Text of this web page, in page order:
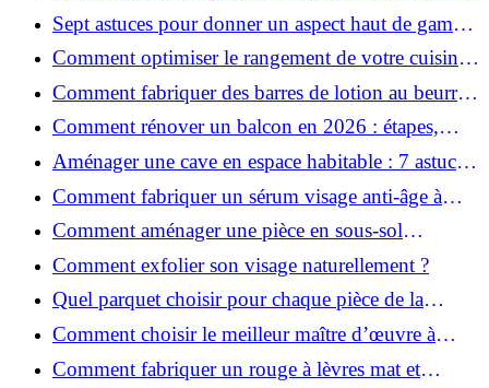
Sept astuces pour donner un aspect haut de gamme
à votre cuisine
Comment optimiser le rangement de votre cuisine
et gagner de la place ?
Comment fabriquer des barres de lotion au beurre
de karité ?
Comment rénover un balcon en 2026 : étapes,
budget et matériaux ?
Aménager une cave en espace habitable : 7 astuces
essentielles
Comment fabriquer un sérum visage anti-âge à
l'huile de rose musquée ?
Comment aménager une pièce en sous-sol
efficacement ?
Comment exfolier son visage naturellement ?
Quel parquet choisir pour chaque pièce de la
maison ?
Comment choisir le meilleur maître d’œuvre à
Grenoble en 2026 ?
Comment fabriquer un rouge à lèvres mat et